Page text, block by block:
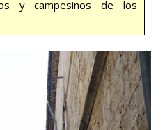
y campesinos de los